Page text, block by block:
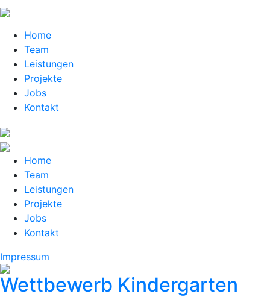
Home
Team
Leistungen
Projekte
Jobs
Kontakt
Home
Team
Leistungen
Projekte
Jobs
Kontakt
Impressum
Wettbewerb Kindergarten